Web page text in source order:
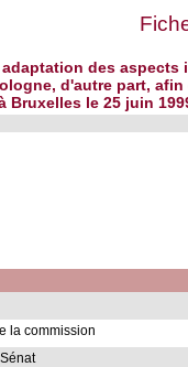
des
d'autre part,
Bruxelles le 25 juin
la commission